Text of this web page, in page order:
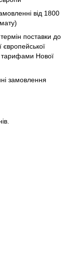
від 1800
поставки до
європейської
тарифами Нової
замовлення